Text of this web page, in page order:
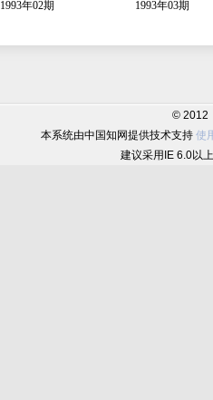
1993年02期 1993年03期
© 2012
本系统由中国知网提供技术支持 使
建议采用IE 6.0以